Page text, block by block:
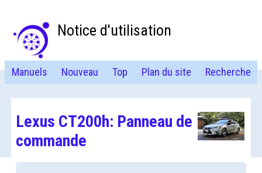
Notice d'utilisation
Manuels Nouveau Top Plan du site Recherche
Lexus CT200h: Panneau de
commande